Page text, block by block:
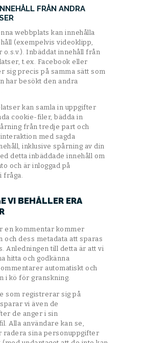
FRÅN ANDRA
webbplats kan innehålla
(exempelvis videoklipp,
o.s.v.). Inbäddat innehåll från
t.ex. Facebook eller
sig precis på samma sätt som
har besökt den andra
kan samla in uppgifter
cookie-filer, bädda in
från tredje part och
med sagda
inklusive spårning av din
detta inbäddade innehåll om
och är inloggad på
fråga.
VI BEHÅLLER ERA
en kommentar kommer
och dess metadata att sparas
Anledningen till detta är att vi
hitta och godkänna
automatiskt och
i kö för granskning.
som registrerar sig på
vi även de
de anger i sin
Alla användare kan se,
radera sina personuppgifter